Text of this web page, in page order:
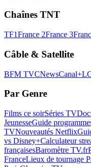
Chaînes TNT
TF1France 2France 3
Câble & Satellite
BFM TVCNewsCanal+
Par Genre
Films ce soirSéries TV
JeunesseGuide
TVNouveautés Netflix
vs Disney+Calculateur
françaisesBaromètre TV.fr
FranceLieux de tournage